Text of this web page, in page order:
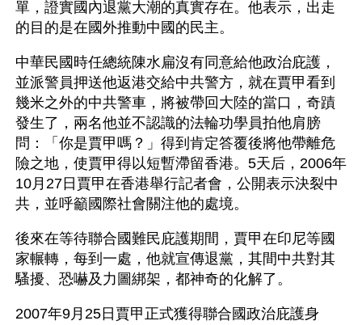
單，證實國內退黨大潮的真實存在。他表示，出走
的目的是在國外推動中國的民主。
中華民國時任總統陳水扁沒有同意給他政治庇護，
並派警員押送他返港交給中共警方，就在賈甲看到
幾米之外的中共警車，將被帶回大陸的當口，奇蹟
發生了，兩名他並不認識的法輪功學員拍他肩膀
問：「你是賈甲嗎？」得到肯定答覆後將他帶離危
險之地，使賈甲得以短暫滯留香港。5天后，2006年
10月27日賈甲在香港舉行記者會，公開表示決裂中
共，並呼籲國際社會關注他的處境。
後來在等待聯合國難民庇護期間，賈甲在印尼等國
家輾轉，每到一處，他就宣傳退黨，其間中共對其
騷擾、恐嚇及力圖綁架，都神奇的化解了。
2007年9月25日賈甲正式獲得聯合國政治庇護身